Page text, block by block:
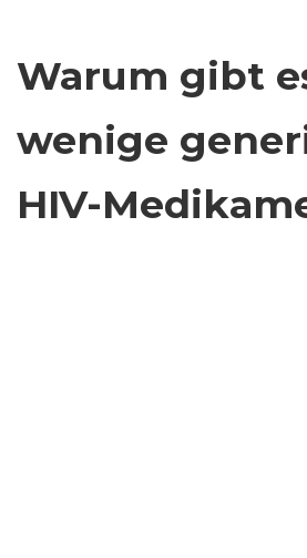
Warum gibt
wenige
HIV-